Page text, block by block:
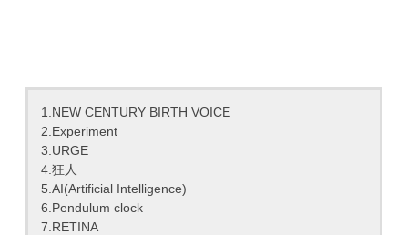
1.NEW CENTURY BIRTH VOICE
2.Experiment
3.URGE
4.狂人
5.AI(Artificial Intelligence)
6.Pendulum clock
7.RETINA